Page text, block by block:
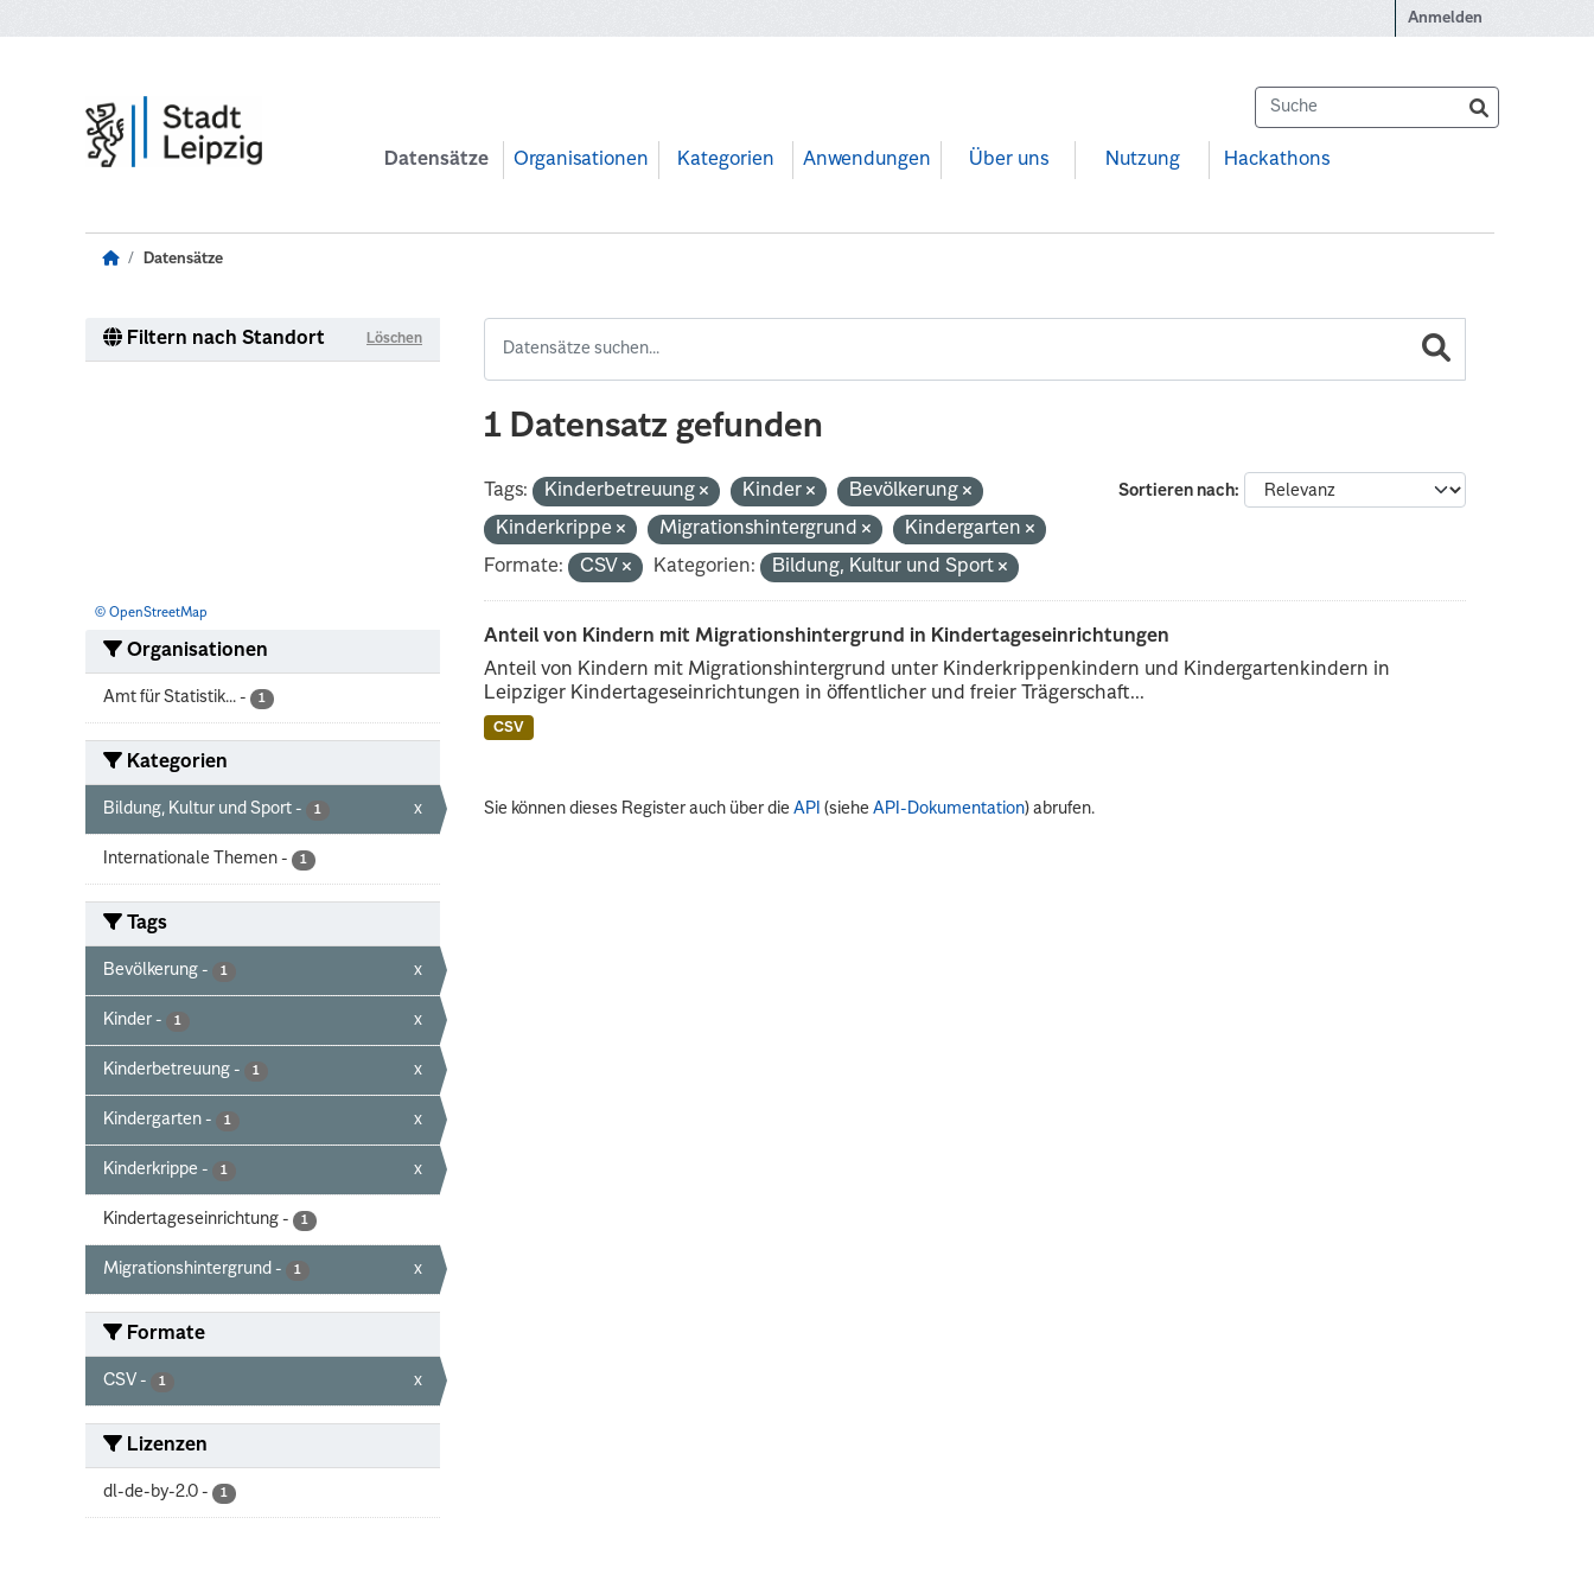
Anmelden
Datensätze Organisationen Kategorien Anwendungen Über uns Nutzung Hackathons
Datensätze
Filtern nach Standort Löschen
© OpenStreetMap
Organisationen
Amt für Statistik... - 1
Kategorien
Bildung, Kultur und Sport - 1 x
Internationale Themen - 1
Tags
Bevölkerung - 1 x
Kinder - 1 x
Kinderbetreuung - 1 x
Kindergarten - 1 x
Kinderkrippe - 1 x
Kindertageseinrichtung - 1
Migrationshintergrund - 1 x
Formate
CSV - 1 x
Lizenzen
dl-de-by-2.0 - 1
1 Datensatz gefunden
Sortieren nach
Tags: Kinderbetreuung Kinder
Bevölkerung
Kinderkrippe
Migrationshintergrund
Kindergarten
Formate:
CSV Kategorien: Bildung, Kultur und Sport
Anteil von Kindern mit Migrationshintergrund in Kindertageseinrichtungen
Anteil von Kindern mit Migrationshintergrund unter Kinderkrippenkindern und Kindergartenkindern in
Leipziger Kindertageseinrichtungen in öffentlicher und freier Trägerschaft...
CSV
Sie können dieses Register auch über dieAPI (sieheAPI-Dokumentation) abrufen.